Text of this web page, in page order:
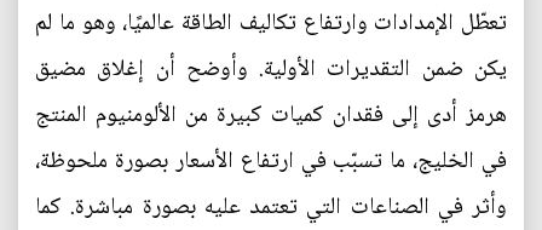
تعطّل الإمدادات وارتفاع تكاليف الطاقة عالميًا، وهو ما لم
يكن ضمن التقديرات الأولية. وأوضح أن إغلاق مضيق
هرمز أدى إلى فقدان كميات كبيرة من الألومنيوم المنتج
في الخليج، ما تسبّب في ارتفاع الأسعار بصورة ملحوظة،
وأثر في الصناعات التي تعتمد عليه بصورة مباشرة. كما